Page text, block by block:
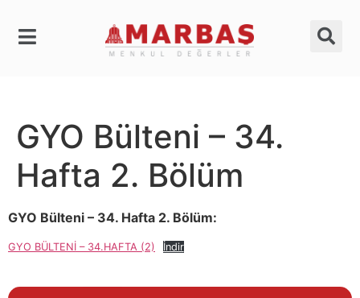
GYO Bülteni – 34.
Hafta 2. Bölüm
GYO Bülteni – 34. Hafta 2. Bölüm:
GYO BÜLTENİ – 34.HAFTA (2) İndir